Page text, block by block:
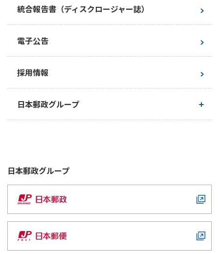
マテリアリティ
環境
ガバナンス
ステークホルダーエンゲージメント
社外からの評価・イニシアチブへの賛同
ESGライブラリ・インデックス
お客さまからの苦情の内容と件数
お客さま満足度調査
統合報告書（ディスクロージャー誌）
電子公告
採用情報
日本郵政グループ
日本郵政グループ